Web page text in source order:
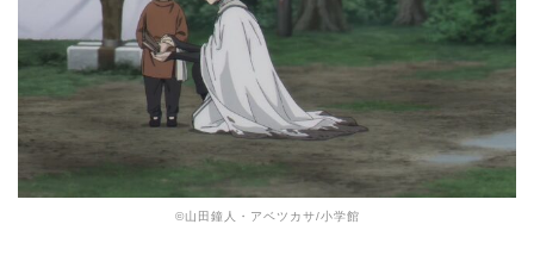
©山田鐘人・アベツカサ/小学館